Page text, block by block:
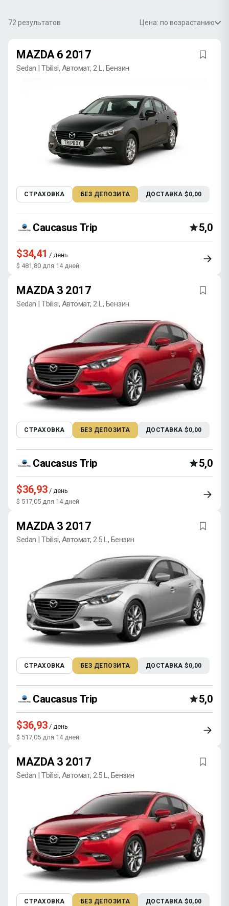
72 результатов Цена: по возрастанию
MAZDA 6 2017
Sedan | Tbilisi, Автомат, 2 L, Бензин
СТРАХОВКА БЕЗ ДЕПОЗИТА ДОСТАВКА $0,00
Caucasus Trip 5,0
$34,41 / день
$ 481,80 для 14 дней
MAZDA 3 2017
Sedan | Tbilisi, Автомат, 2 L, Бензин
СТРАХОВКА БЕЗ ДЕПОЗИТА ДОСТАВКА $0,00
Caucasus Trip 5,0
$36,93 / день
$ 517,05 для 14 дней
MAZDA 3 2017
Sedan | Tbilisi, Автомат, 2.5 L, Бензин
СТРАХОВКА БЕЗ ДЕПОЗИТА ДОСТАВКА $0,00
Caucasus Trip 5,0
$36,93 / день
$ 517,05 для 14 дней
MAZDA 3 2017
Sedan | Tbilisi, Автомат, 2.5 L, Бензин
СТРАХОВКА БЕЗ ДЕПОЗИТА ДОСТАВКА $0,00